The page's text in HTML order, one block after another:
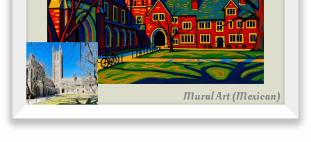
Mural Art (Mexican)